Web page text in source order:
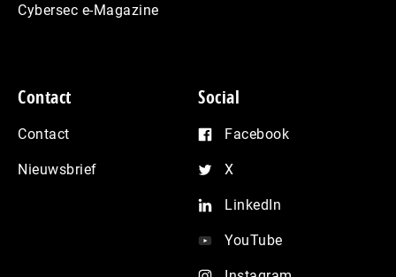
Cybersec e-Magazine
Contact
Contact
Nieuwsbrief
Social
Facebook
X
LinkedIn
YouTube